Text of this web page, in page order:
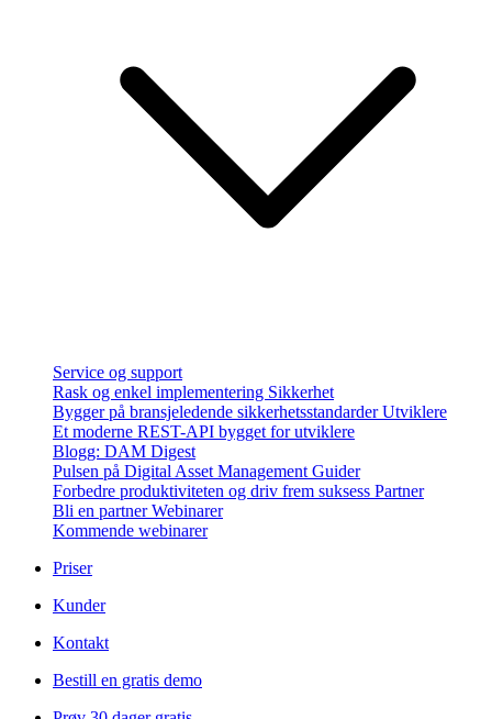
Service og support
Rask og enkel implementering Sikkerhet
Bygger på bransjeledende sikkerhetsstandarderUtviklere
Et moderne REST-API bygget for utviklere
Blogg: DAM Digest
Pulsen på Digital Asset Management Guider
Forbedre produktiviteten og driv frem suksess Partner
Bli en partnerWebinarer
Kommende webinarer
Priser
Kunder
Kontakt
Bestill en gratis demo